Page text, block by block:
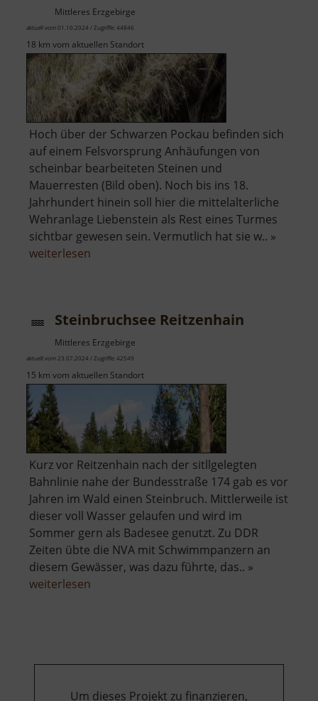
Mittleres Erzgebirge
aktuell vom 01.10.2024 / Zugriffe: 44846
18 km vom aktuellen Standort
Hoch über der Schwarzen Pockau befinden sich
auf einem Felsvorsprung Anhäufungen von
scheinbar bearbeiteten Steinen und
Mauerresten (Bild oben). Noch bis ins 18.
Jahrhundert hinein soll hier die mittelalterliche
Wehranlage Liebenstein als Rest eines Turmes
sichtbar gewesen sein. Vermutlich hat sie w.. »
weiterlesen
Steinbruchsee Reitzenhain
Mittleres Erzgebirge
aktuell vom 23.07.2024 / Zugriffe: 42549
15 km vom aktuellen Standort
Kurz vor Reitzenhain nach der sitllgelegten
Bahnlinie nahe der Bundesstraße 174 gab es vor
Jahren im Wald einen Steinbruch. Mittlerweile ist
dieser voll Wasser gelaufen und wird im
Sommer gern als Badesee genutzt. Zu DDR
Zeiten übte die NVA mit Schwimmpanzern an
diesem Gewässer, was dazu führte, das.. »
weiterlesen
Um dieses Projekt zu finanzieren,